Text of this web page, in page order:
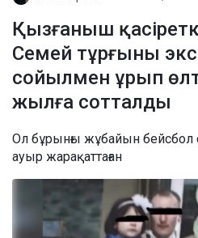
Қызғаныш
Семей тұрғыны
сойылмен ұрып
жылға сотталды
Ол бұрынғы жұбайын
ауыр жарақаттаған